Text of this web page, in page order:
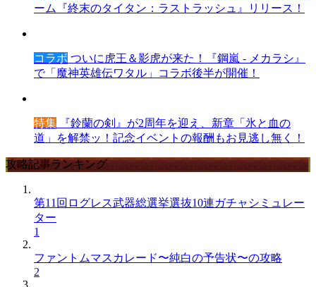
ーム『終末のタイタン：ラストラッシュ』リリース！
コラボ ついに虎王＆影虎が来た！『鋼嵐 - メカラシ』
で「魔神英雄伝ワタル」コラボ後半が開催！
特集 『鈴蘭の剣』が2周年を迎え、新章「氷と血の
道」を解禁ッ！記念イベントの報酬もお見逃し無く！
攻略記事ランキング
第11回ログレス武器総選挙選抜10連ガチャシミュレー
ター
1
ファントムマスカレード〜純白の予告状〜の攻略
2